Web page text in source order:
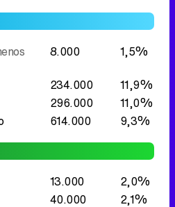
9,3%
13.000
2,0%
40.000
2,1%
179.000
8,9%
316.000 9,2%
' arrasa en la sobremesa con